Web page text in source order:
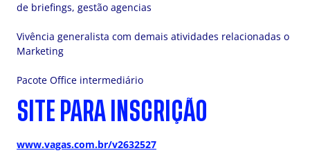
de briefings, gestão agencias
Vivência generalista com demais atividades relacionadas o
Marketing
Pacote Office intermediário
SITE PARA INSCRIÇÃO
www.vagas.com.br/v2632527